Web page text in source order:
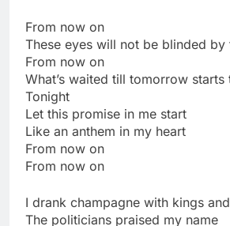
From now on
These eyes will not be blinded by
From now on
What’s waited till tomorrow starts
Tonight
Let this promise in me start
Like an anthem in my heart
From now on
From now on
I drank champagne with kings
The politicians praised my name